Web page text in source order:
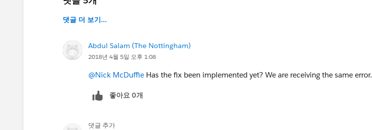
댓글 더 보기...
Abdul Salam (The Nottingham)
2018년 4월 5일 오후 1:08
@Nick McDuffie Has the fix been implemented yet? We are receiving the same error.
좋아요 0개
댓글 추가